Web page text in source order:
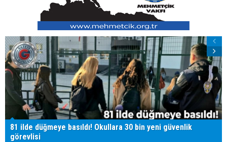
81 ilde düğmeye basıldı! Okullara 30 bin yeni güvenlik
görevlisi